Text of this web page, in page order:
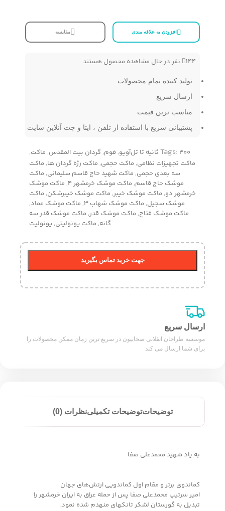
افزودن به علاقه مندی مقایسه
144 نفر در حال مشاهده محصول هستند
تولید کننده تمام محصولات
ارسال سریع
مناسب ترین قیمت
پشتیبانی سریع با استفاده از تلفن ، ایتا و چت آنلاین سایت
Tags: ۴۰۰ ثانیه تا تل‌آویو , فوم, گردان بیت المقدس, ماکت,
ماکت تجهیزات نظامی, ماکت حجمی, ماکت رژه گردان ها, ماکت
سه بعدی حجمی, ماکت شهید حاج قاسم سلیمانی, ماکت
موشک حاج قاسم, ماکت موشک خرمشهر 4 , ماکت موشک
خرمشهر دو, ماکت موشک خیبر, ماکت موشک خیبرشکن, ماکت
موشک سجیل, ماکت موشک شهاب 3 , ماکت موشک عماد,
ماکت موشک فتاح, ماکت موشک قدر, ماکت موشک قدر سه
گانه, ماکت یونولیتی,یونولیت
جهت خرید تماس بگیرید
ارسال سریع
موسسه طراحان انقلابی صحابیون در سریع ترین زمان ممکن محصولات را
برای شما ارسال می کند
توضیحاتتوضیحات تکمیلینظرات (0)
به یاد شهید محمدعلی صفا
کماندوی برتر و مقام اول کماندویی ارتش‌های جهان
امیر سرتیپ محمدعلی صفا پس از حمله عراق به ایران خرمشهر را
تبدیل به گورستان لشکر تانکهای منهدم شده نمود.